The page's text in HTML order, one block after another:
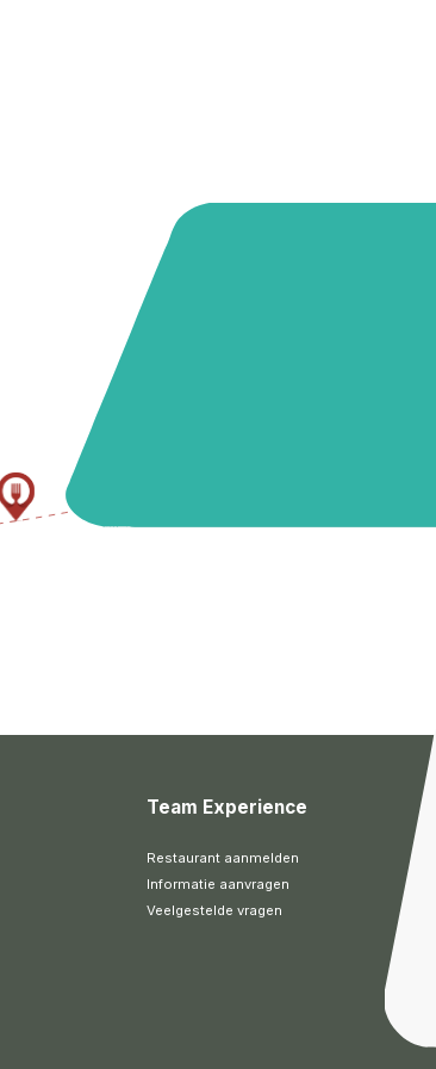
Team Experience
Restaurant aanmelden
Informatie aanvragen
Veelgestelde vragen